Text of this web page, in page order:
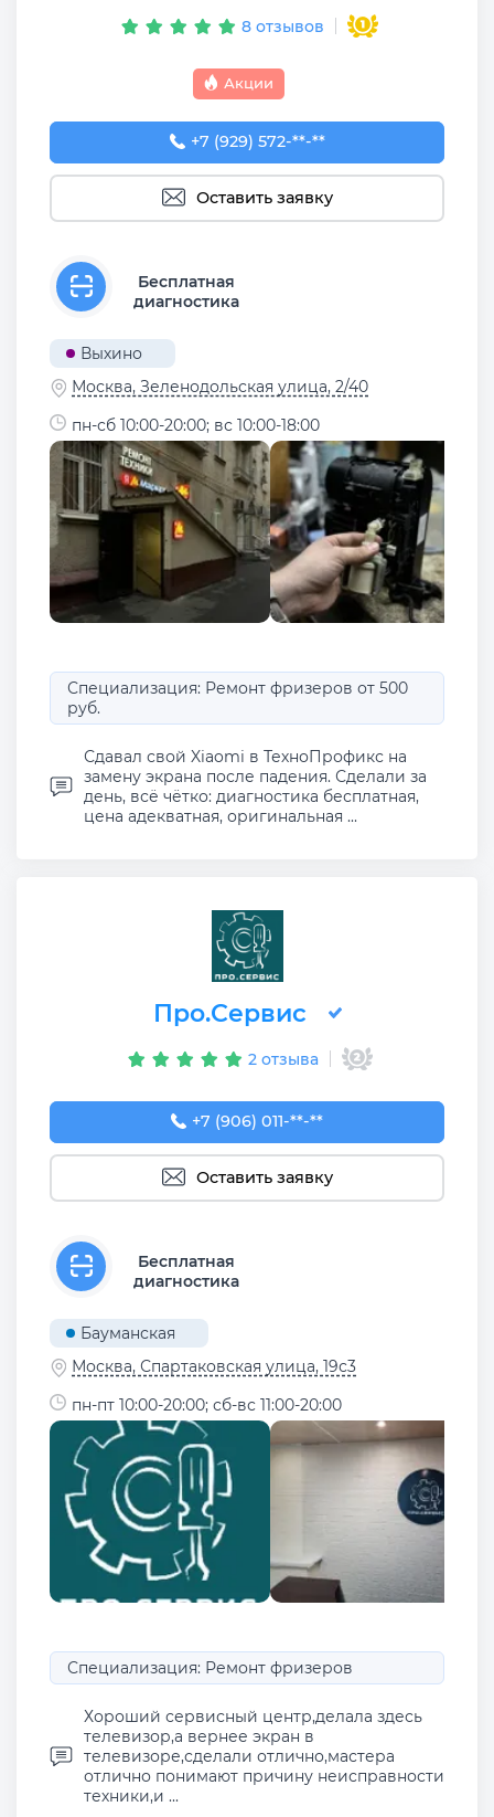
8 отзывов
Акции
+7 (929) 572-29-54
+7 (929) 572-**-**
Оставить заявку
Бесплатная
диагностика
Выхино
Москва, Зеленодольская улица, 2/40
пн-сб 10:00-20:00; вс 10:00-18:00
Специализация: Ремонт фризеров от 500
руб.
Сдавал свой Xiaomi в ТехноПрофикс на
замену экрана после падения. Сделали за
день, всё чётко: диагностика бесплатная,
цена адекватная, оригинальная ...
Про.Сервис
2 отзыва
+7 (906) 011-11-90
+7 (906) 011-**-**
Оставить заявку
Бесплатная
диагностика
Бауманская
Москва, Спартаковская улица, 19с3
пн-пт 10:00-20:00; сб-вс 11:00-20:00
Специализация: Ремонт фризеров
Хороший сервисный центр,делала здесь
телевизор,а вернее экран в
телевизоре,сделали отлично,мастера
отлично понимают причину неисправности
техники,и ...